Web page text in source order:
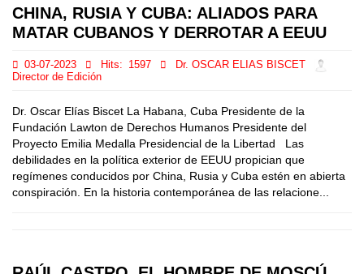
CHINA, RUSIA Y CUBA: ALIADOS PARA
MATAR CUBANOS Y DERROTAR A EEUU
03-07-2023 Hits: 1597
Dr. OSCAR ELIAS BISCET
Director de Edición
Dr. Oscar Elías Biscet La Habana, Cuba Presidente de la
Fundación Lawton de Derechos Humanos Presidente del
Proyecto Emilia Medalla Presidencial de la Libertad Las
debilidades en la política exterior de EEUU propician que
regímenes conducidos por China, Rusia y Cuba estén en abierta
conspiración. En la historia contemporánea de las relacione...